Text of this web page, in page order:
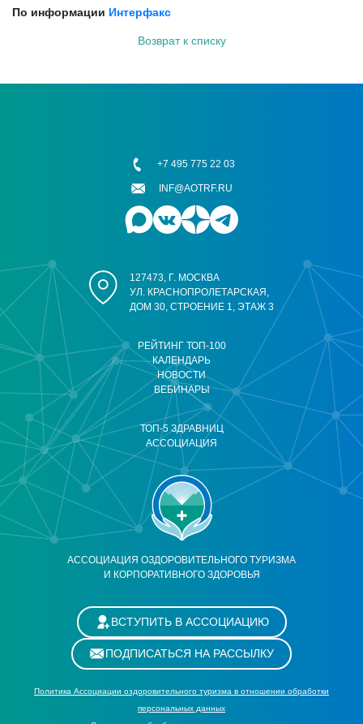
По информации Интерфакс
Возврат к списку
АССОЦИАЦИЯ ОЗДОРОВИТЕЛЬНОГО ТУРИЗМА
И КОРПОРАТИВНОГО ЗДОРОВЬЯ
РЕЙТИНГ ТОП-100
КАЛЕНДАРЬ
НОВОСТИ
ВЕБИНАРЫ
ТОП-5 ЗДРАВНИЦ
АССОЦИАЦИЯ
127473, Г. МОСКВА
УЛ. КРАСНОПРОЛЕТАРСКАЯ,
ДОМ 30, СТРОЕНИЕ 1, ЭТАЖ 3
+7 495 775 22 03
INF@AOTRF.RU
ВСТУПИТЬ В АССОЦИАЦИЮ
ПОДПИСАТЬСЯ НА РАССЫЛКУ
Политика Ассоциации оздоровительного туризма в отношении обработки
персональных данных